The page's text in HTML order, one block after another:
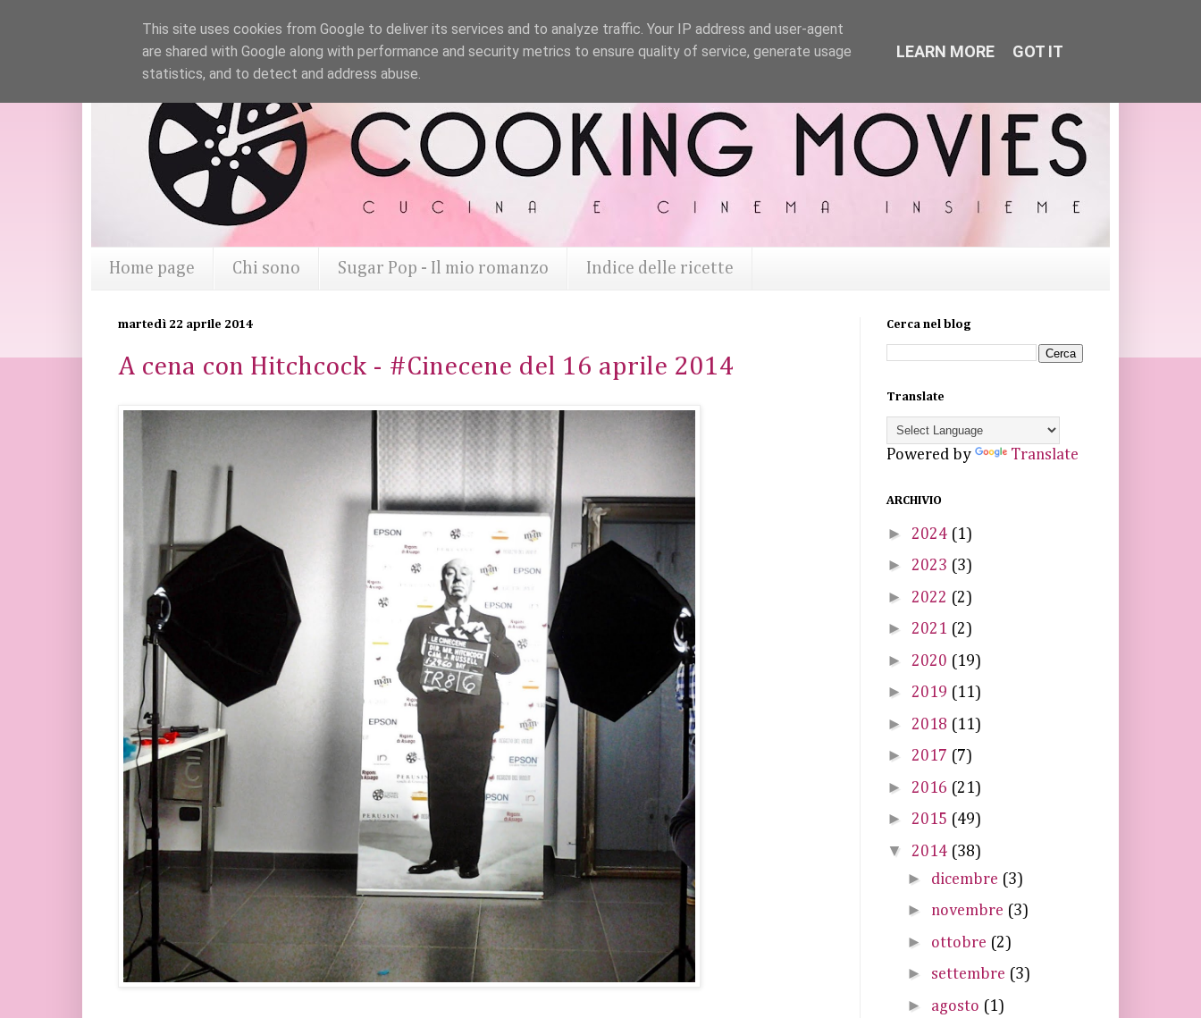
Home page Chi sono Sugar Pop - Il mio romanzo Indice delle ricette
martedì 22 aprile 2014
A cena con Hitchcock - #Cinecene del 16 aprile 2014
Cerca nel blog
Translate
Powered by Translate
ARCHIVIO
► 2024 (1)
► 2023 (3)
► 2022 (2)
► 2021 (2)
► 2020 (19)
► 2019 (11)
► 2018 (11)
► 2017 (7)
► 2016 (21)
► 2015 (49)
▼ 2014 (38)
► dicembre (3)
► novembre (3)
► ottobre (2)
► settembre (3)
► agosto (1)
This site uses cookies from Google to deliver its services and to analyze traffic. Your IP address and user-agent
are shared with Google along with performance and security metrics to ensure quality of service, generate usage
statistics, and to detect and address abuse.
LEARN MORE GOT IT